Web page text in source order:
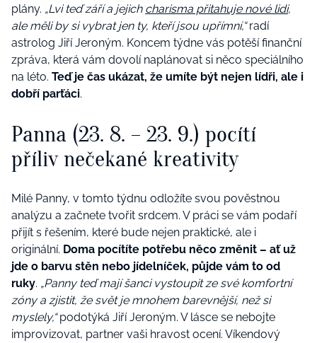
plány. „Lvi teď září a jejich charisma přitahuje nové lidi,
ale měli by si vybrat jen ty, kteří jsou upřímní,“radí
astrolog Jiří Jeroným. Koncem týdne vás potěší finanční
zpráva, která vám dovolí naplánovat si něco speciálního
na léto. Teď je čas ukázat, že umíte být nejen lídři, ale i
dobří parťáci.
Panna (23. 8. – 23. 9.) pocítí
příliv nečekané kreativity
Milé Panny, v tomto týdnu odložíte svou pověstnou
analýzu a začnete tvořit srdcem. V práci se vám podaří
přijít s řešením, které bude nejen praktické, ale i
originální. Doma pocítíte potřebu něco změnit – ať už
jde o barvu stěn nebo jídelníček, půjde vám to od
ruky. „Panny teď mají šanci vystoupit ze své komfortní
zóny a zjistit, že svět je mnohem barevnější, než si
myslely,“podotýká Jiří Jeroným. V lásce se nebojte
improvizovat, partner vaši hravost ocení. Víkendový